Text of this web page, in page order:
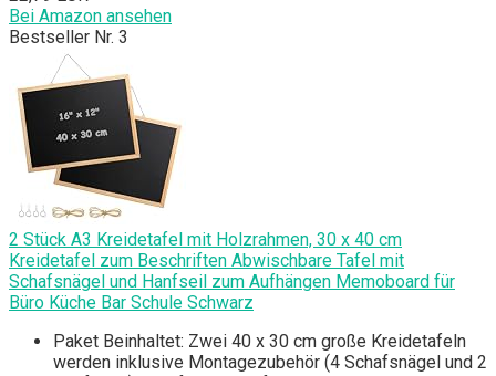
Bei Amazon ansehen
Bestseller Nr. 3
2 Stück A3 Kreidetafel mit Holzrahmen, 30 x 40 cm
Kreidetafel zum Beschriften Abwischbare Tafel mit
Schafsnägel und Hanfseil zum Aufhängen Memoboard für
Büro Küche Bar Schule Schwarz
Paket Beinhaltet: Zwei 40 x 30 cm große Kreidetafeln
werden inklusive Montagezubehör (4 Schafsnägel und 2